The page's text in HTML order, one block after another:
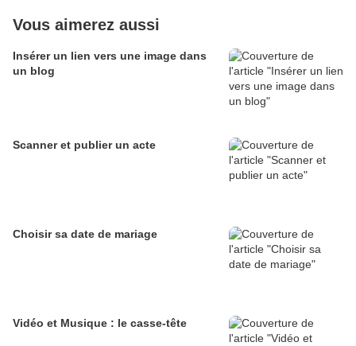
Vous aimerez aussi
Insérer un lien vers une image dans
un blog
Scanner et publier un acte
Choisir sa date de mariage
Vidéo et Musique : le casse-tête